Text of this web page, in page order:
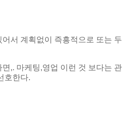
서 계획없이 즉흥적으로 또는 두
,. 마케팅,영업 이런 것 보다는 관
호한다.